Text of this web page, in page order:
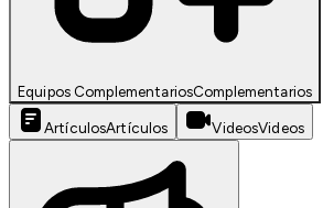
Equipos ComplementariosComplementarios
ArtículosArtículos VideosVideos